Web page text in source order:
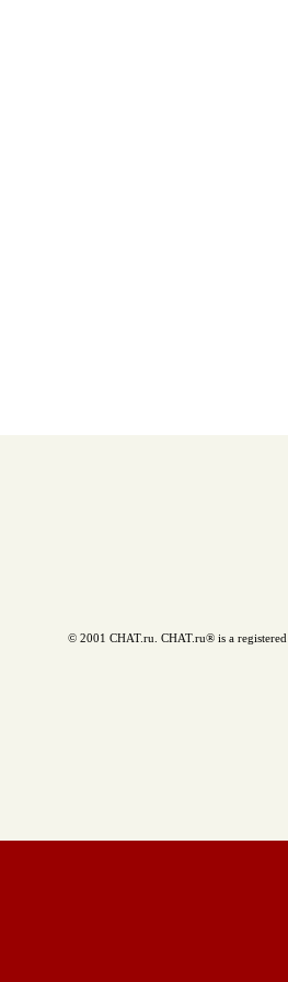
© 2001 CHAT.ru. CHAT.ru® is a